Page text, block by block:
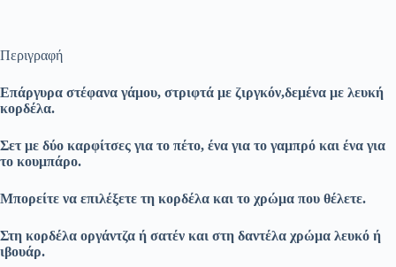
Περιγραφή
Επάργυρα στέφανα γάμου, στριφτά με ζιργκόν,δεμένα με λευκή
κορδέλα.
Σετ με δύο καρφίτσες για το πέτο, ένα για το γαμπρό και ένα για
το κουμπάρο.
Μπορείτε να επιλέξετε τη κορδέλα και το χρώμα που θέλετε.
Στη κορδέλα οργάντζα ή σατέν και στη δαντέλα χρώμα λευκό ή
ιβουάρ.